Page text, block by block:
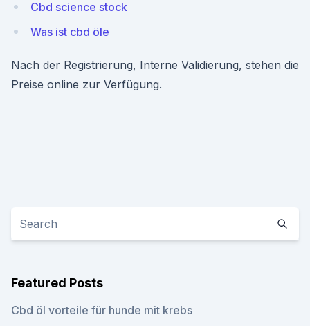
Cbd science stock
Was ist cbd öle
Nach der Registrierung, Interne Validierung, stehen die
Preise online zur Verfügung.
Featured Posts
Cbd öl vorteile für hunde mit krebs